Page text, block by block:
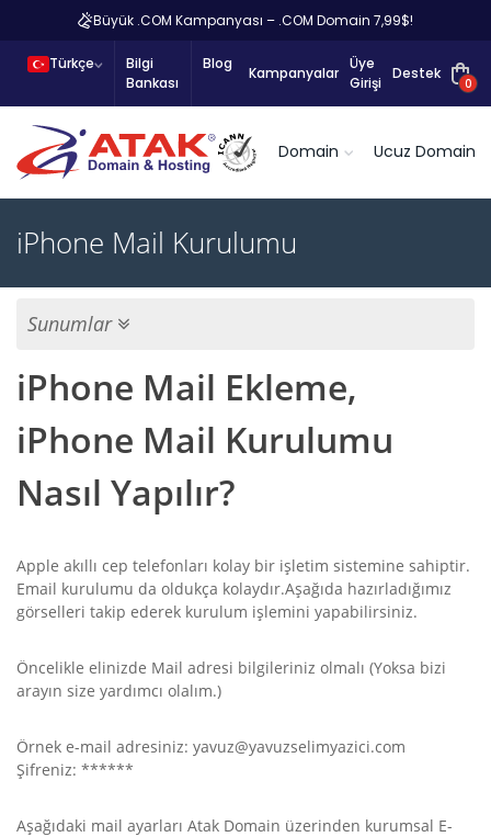
Büyük .COM Kampanyası – .COM Domain 7,99$!
Türkçe
Bilgi
Bankası
Blog
Kampanyalar
Üye
Girişi
Destek
0
Domain Ucuz Domain
iPhone Mail Kurulumu
Sunumlar
iPhone Mail Ekleme,
iPhone Mail Kurulumu
Nasıl Yapılır?
Apple akıllı cep telefonları kolay bir işletim sistemine sahiptir.
Email kurulumu da oldukça kolaydır.Aşağıda hazırladığımız
görselleri takip ederek kurulum işlemini yapabilirsiniz.
Öncelikle elinizde Mail adresi bilgileriniz olmalı (Yoksa bizi
arayın size yardımcı olalım.)
Örnek e-mail adresiniz: yavuz@yavuzselimyazici.com
Şifreniz: ******
Aşağıdaki mail ayarları Atak Domain üzerinden kurumsal E-